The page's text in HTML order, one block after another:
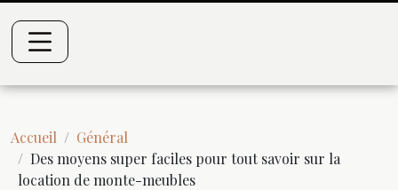
Accueil
Général
Des moyens super faciles pour tout savoir sur la
location de monte-meubles